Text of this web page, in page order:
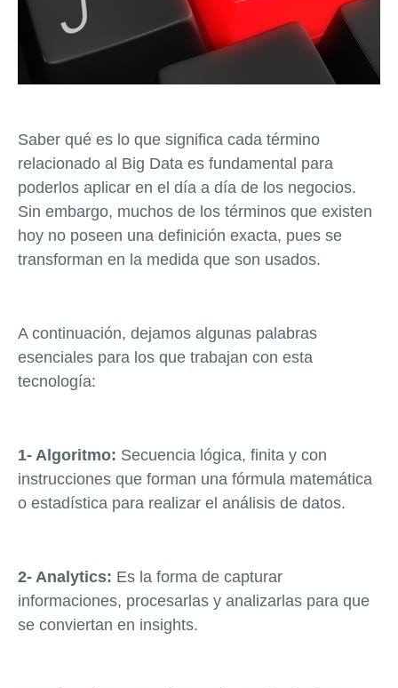
Saber qué es lo que significa cada término
relacionado al Big Data es fundamental para
poderlos aplicar en el día a día de los negocios.
Sin embargo, muchos de los términos que existen
hoy no poseen una definición exacta, pues se
transforman en la medida que son usados.
A continuación, dejamos algunas palabras
esenciales para los que trabajan con esta
tecnología:
1- Algoritmo: Secuencia lógica, finita y con
instrucciones que forman una fórmula matemática
o estadística para realizar el análisis de datos.
2- Analytics: Es la forma de capturar
informaciones, procesarlas y analizarlas para que
se conviertan en insights.